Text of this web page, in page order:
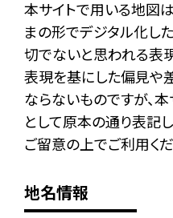
本サイトで用いる地図
まの形でデジタル化し
切でないと思われる表
表現を基にした偏見や
ならないものですが、
として原本の通り表記
ご留意の上でご利用くだ
地名情報